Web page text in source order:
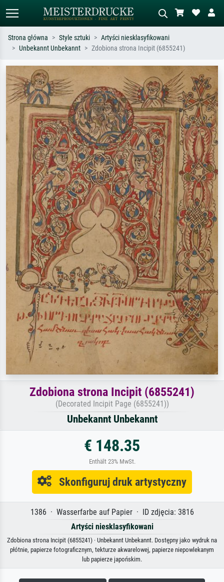
Szukaj wg artysty, tytułu lub stylu – np.
Monet, Gwiaździsta noc,
impresjonizm, fala Hokusaia, akt.
Opisz scenę – np. zielona łąka,
abstrakcja z czerwienią, ciemny olej,
stojący akt obok drzewa.
Strona główna Style sztuki
Artyści niesklasyfikowani
Unbekannt Unbekannt
Zdobiona strona Incipit (6855241)
Zdobiona strona Incipit (6855241)
(Decorated Incipit Page (6855241))
Unbekannt Unbekannt
€ 148.35
Enthält 23% MwSt.
Skonfiguruj druk artystyczny
1386 · Wasserfarbe auf Papier · ID zdjęcia: 3816
Artyści niesklasyfikowani
Zdobiona strona Incipit (6855241) · Unbekannt Unbekannt. Dostępny jako wydruk na
płótnie, papierze fotograficznym, tekturze akwarelowej, papierze niepowlekanym
lub papierze japońskim.